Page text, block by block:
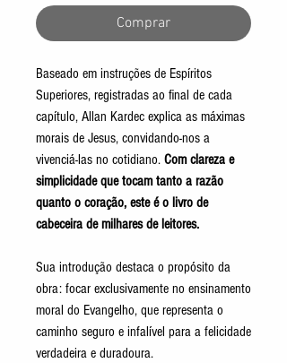
Comprar
Baseado em instruções de Espíritos
Superiores, registradas ao final de cada
capítulo, Allan Kardec explica as máximas
morais de Jesus, convidando-nos a
vivenciá-las no cotidiano. Com clareza e
simplicidade que tocam tanto a razão
quanto o coração, este é o livro de
cabeceira de milhares de leitores.
Sua introdução destaca o propósito da
obra: focar exclusivamente no ensinamento
moral do Evangelho, que representa o
caminho seguro e infalível para a felicidade
verdadeira e duradoura.